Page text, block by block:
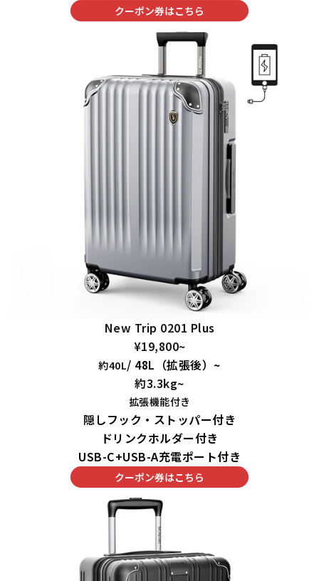
クーポン券はこちら
New Trip 0201 Plus
¥19,800~
約40L/ 48L（拡張後）~
約3.3kg~
拡張機能付き
隠しフック・ストッパー付き
ドリンクホルダー付き
USB-C+USB-A充電ポート付き
クーポン券はこちら